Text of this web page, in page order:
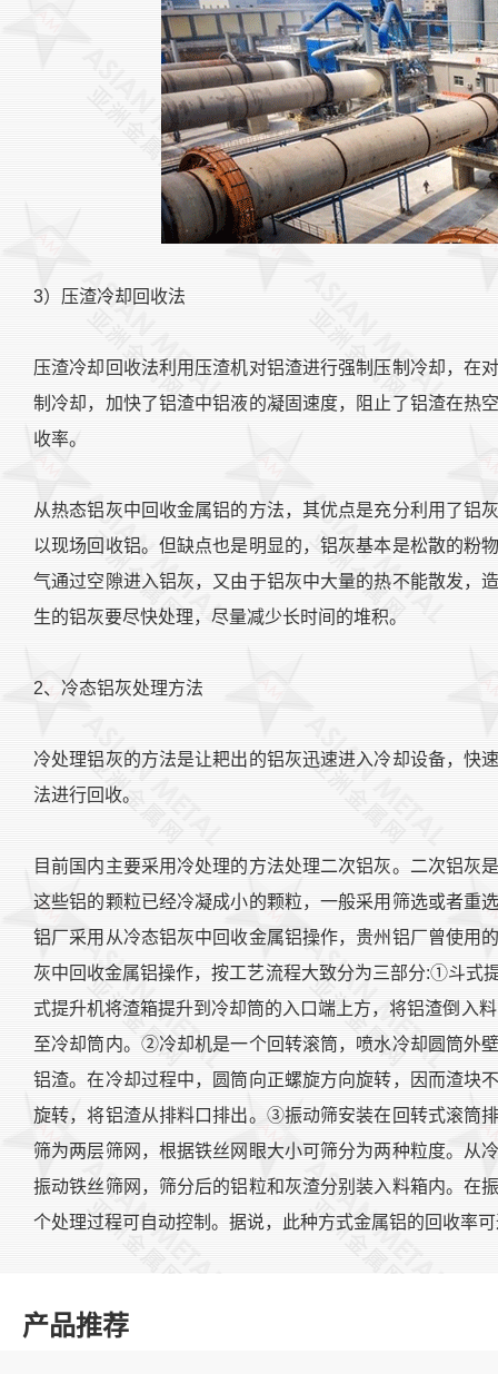
3）压渣冷却回收法
压渣冷却回收法利用压渣机对铝渣进行强制压制冷却，在
制冷却，加快了铝渣中铝液的凝固速度，阻止了铝渣在热
收率。
从热态铝灰中回收金属铝的方法，其优点是充分利用了铝
以现场回收铝。但缺点也是明显的，铝灰基本是松散的粉
气通过空隙进入铝灰，又由于铝灰中大量的热不能散发，
生的铝灰要尽快处理，尽量减少长时间的堆积。
2、冷态铝灰处理方法
冷处理铝灰的方法是让耙出的铝灰迅速进入冷却设备，快
法进行回收。
目前国内主要采用冷处理的方法处理二次铝灰。二次铝灰
这些铝的颗粒已经冷凝成小的颗粒，一般采用筛选或者重
铝厂采用从冷态铝灰中回收金属铝操作，贵州铝厂曾使用
灰中回收金属铝操作，按工艺流程大致分为三部分:①斗式
式提升机将渣箱提升到冷却筒的入口端上方，将铝渣倒入
至冷却筒内。②冷却机是一个回转滚筒，喷水冷却圆筒外
铝渣。在冷却过程中，圆筒向正螺旋方向旋转，因而渣块
旋转，将铝渣从排料口排出。③振动筛安装在回转式滚筒
筛为两层筛网，根据铁丝网眼大小可筛分为两种粒度。从
振动铁丝筛网，筛分后的铝粒和灰渣分别装入料箱内。在
个处理过程可自动控制。据说，此种方式金属铝的回收率
产品推荐